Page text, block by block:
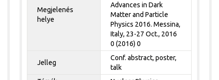
Megjelenés
helye
Advances in Dark
Matter and Particle
Physics 2016. Messina,
Italy, 23-27 Oct., 2016
0 (2016) 0
Jelleg
Conf. abstract, poster,
talk